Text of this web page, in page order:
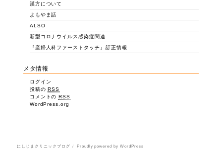
漢方について
よもやま話
ALSO
新型コロナウイルス感染症関連
『産婦人科ファーストタッチ』訂正情報
メタ情報
ログイン
投稿の RSS
コメントの RSS
WordPress.org
にしじまクリニックブログ Proudly powered by WordPress